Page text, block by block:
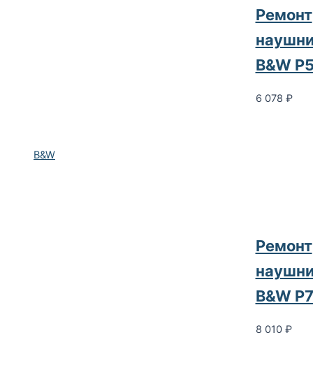
B&W
Ремонт
B&W
6 078 ₽
Ремонт
B&W P7
8 010 ₽